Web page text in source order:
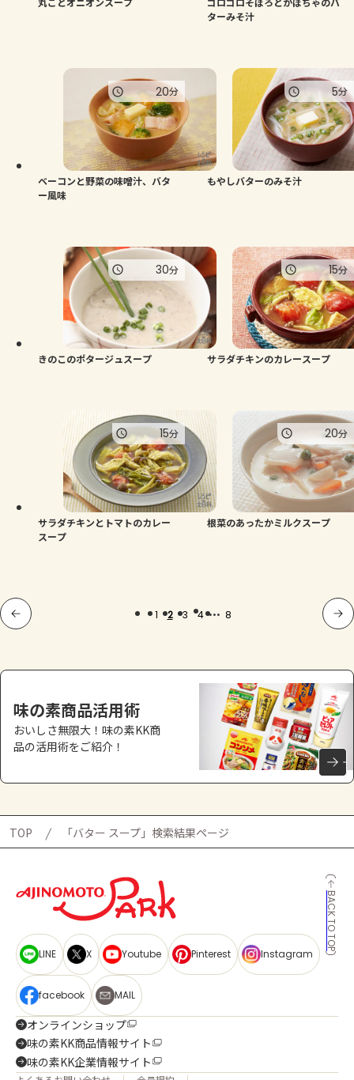
ターみそ汁
ベーコンと野菜の味噌汁、バタ
ー風味
20分
もやしバターのみそ汁
5分
きのこのポタージュスープ
30分
サラダチキンのカレースープ
15分
サラダチキンとトマトのカレー
スープ
15分
根菜のあったかミルクスープ
20分
1 2 3 4 ... 8
味の素商品活用術
おいしさ無限大！味の素KK商
品の活用術をご紹介！
TOP 「バター スープ」検索結果ページ
BACK TO TOP
LINE X Youtube Pinterest Instagram
facebook MAIL
オンラインショップ
味の素KK商品情報サイト
味の素KK企業情報サイト